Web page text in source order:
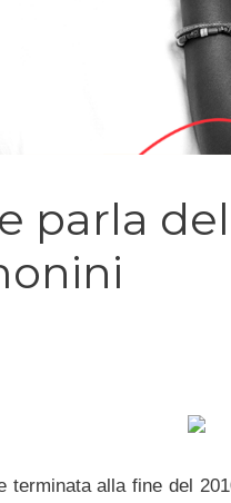
parla
terminata alla fine del